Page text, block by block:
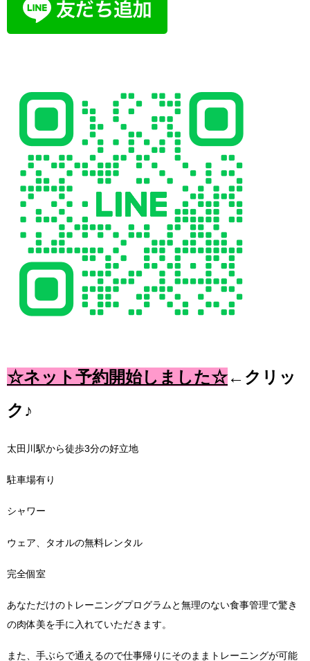
☆ネット予約開始しました☆←クリッ
ク♪
太田川駅から徒歩3分の好立地
駐車場有り
シャワー
ウェア、タオルの無料レンタル
完全個室
あなただけのトレーニングプログラムと無理のない食事管理で驚き
の肉体美を手に入れていただきます。
また、手ぶらで通えるので仕事帰りにそのままトレーニングが可能